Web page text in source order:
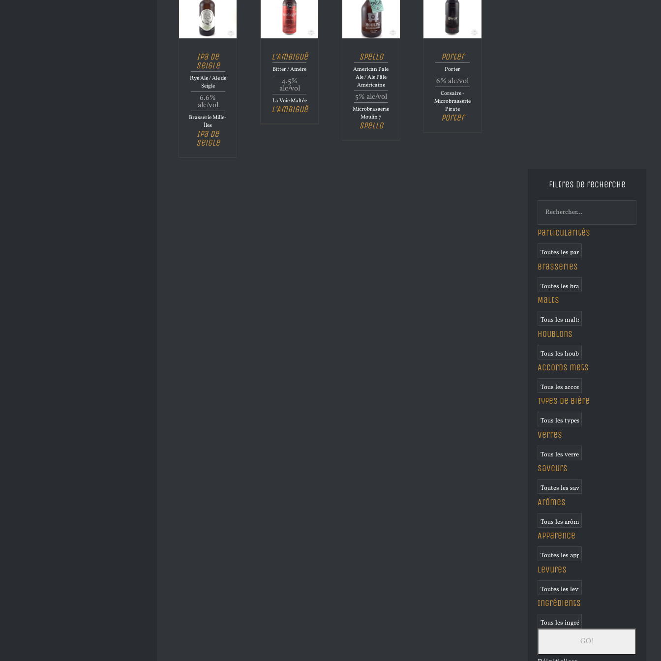
Ipa de
Seigle
Rye Ale / Ale de
Seigle
6.6%
alc/vol
Brasserie Mille-
Îles
Ipa de
Seigle
L’Ambiguë
Bitter / Amère
4.5%
alc/vol
La Voie Maltée
L’Ambiguë
Spello
American Pale
Ale / Ale Pâle
Américaine
5% alc/vol
Microbrasserie
Moulin 7
Spello
Porter
Porter
6% alc/vol
Corsaire -
Microbrasserie
Pirate
Porter
Filtres de recherche
Particularités
Brasseries
Malts
Houblons
Accords mets
Types de bière
Verres
Saveurs
Arômes
Apparence
Levures
Ingrédients